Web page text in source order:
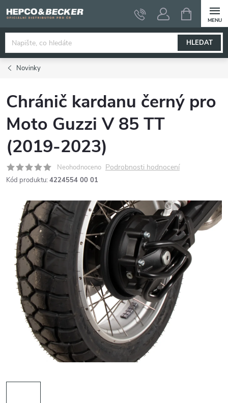
na
obsah
HLEDAT
NÁKUPNÍ
KOŠÍK
Novinky
Chránič kardanu černý pro
Moto Guzzi V 85 TT
(2019-2023)
Neohodnoceno Podrobnosti hodnocení
Kód produktu: 4224554 00 01